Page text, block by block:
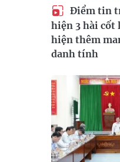
Điểm tin
hiện 3 hài cốt
hiện thêm
danh tính